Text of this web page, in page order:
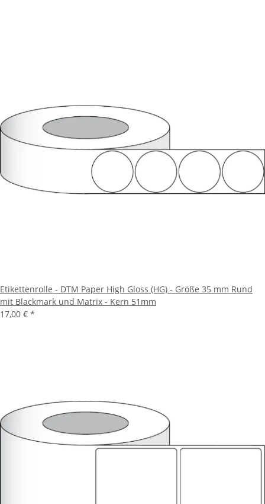
Etikettenrolle - DTM Paper High Gloss (HG) - Größe 35 mm Rund
mit Blackmark und Matrix - Kern 51mm
17,00 € *